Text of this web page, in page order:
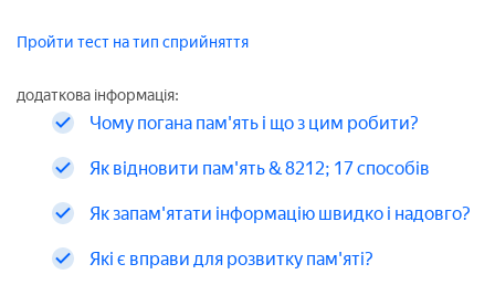
Пройти тест на тип сприйняття
додаткова інформація:
Чому погана пам'ять і що з цим робити?
Як відновити пам'ять & 8212; 17 способів
Як запам'ятати інформацію швидко і надовго?
Які є вправи для розвитку пам'яті?